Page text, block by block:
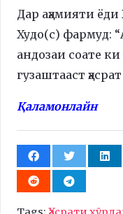
Дар аҳамияти
Худо(с) фармуд:
андозаи соате ки
гузаштааст
Қаламонлайн